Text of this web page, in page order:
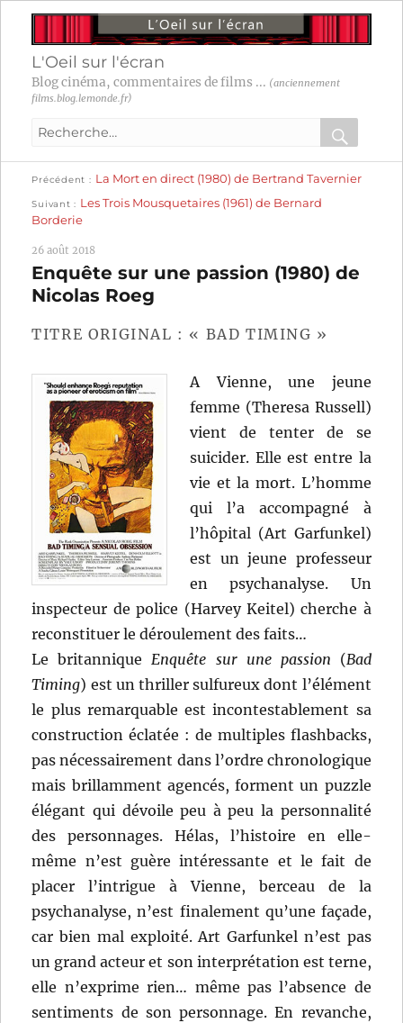
L'Oeil sur l'écran
Blog cinéma, commentaires de films ... (anciennement
films.blog.lemonde.fr)
Recherche
:
OK
Navigation
de
l’article
Précédent
précédente :
La Mort en direct (1980) de Bertrand Tavernier
Suivant
suivante :
Les Trois Mousquetaires (1961) de Bernard
Borderie
26 août 2018
Enquête sur une passion (1980) de
Nicolas Roeg
TITRE ORIGINAL : « BAD TIMING »
A Vienne, une jeune
femme (Theresa Russell)
vient de tenter de se
suicider. Elle est entre la
vie et la mort. L’homme
qui l’a accompagné à
l’hôpital (Art Garfunkel)
est un jeune professeur
en psychanalyse. Un
inspecteur de police (Harvey Keitel) cherche à
reconstituer le déroulement des faits…
Le britanniqueEnquête sur une passion (Bad
Timing) est un thriller sulfureux dont l’élément
le plus remarquable est incontestablement sa
construction éclatée : de multiples flashbacks,
pas nécessairement dans l’ordre chronologique
mais brillamment agencés, forment un puzzle
élégant qui dévoile peu à peu la personnalité
des personnages. Hélas, l’histoire en elle-
même n’est guère intéressante et le fait de
placer l’intrigue à Vienne, berceau de la
psychanalyse, n’est finalement qu’une façade,
car bien mal exploité. Art Garfunkel n’est pas
un grand acteur et son interprétation est terne,
elle n’exprime rien… même pas l’absence de
sentiments de son personnage. En revanche,